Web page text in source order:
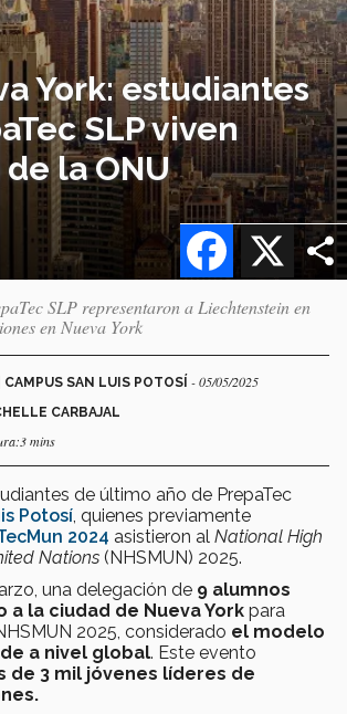
York: estudiantes
SLP viven
la ONU
X
Facebook
SLP representaron a Liechtenstein en
en Nueva York
SAN LUIS POTOSÍ - 05/05/2025
CARBAJAL
mins
de último año de PrepaTec
Potosí , quienes previamente
2024 asistieron al National High
Nations (NHSMUN) 2025.
una delegación de 9 alumnos
a la ciudad de Nueva York para
2025, considerado el modelo
a nivel global. Este evento
de 3 mil jóvenes líderes de